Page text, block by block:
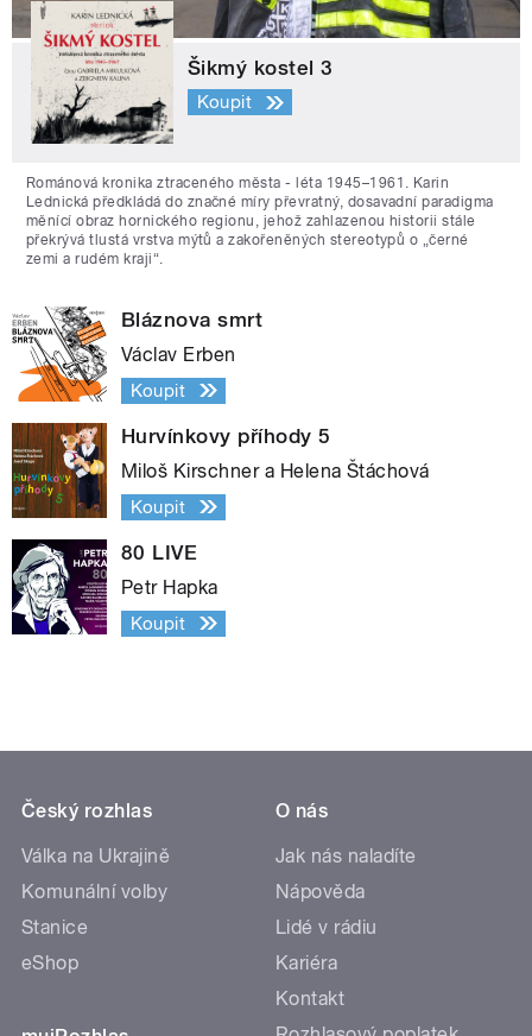
Šikmý kostel 3
Koupit
Románová kronika ztraceného města - léta 1945–1961. Karin
Lednická předkládá do značné míry převratný, dosavadní paradigma
měnící obraz hornického regionu, jehož zahlazenou historii stále
překrývá tlustá vrstva mýtů a zakořeněných stereotypů o „černé
zemi a rudém kraji“.
Bláznova smrt
Václav Erben
Koupit
Hurvínkovy příhody 5
Miloš Kirschner a Helena Štáchová
Koupit
80 LIVE
Petr Hapka
Koupit
Český rozhlas
Válka na Ukrajině
Komunální volby
Stanice
eShop
O nás
Jak nás naladíte
Nápověda
Lidé v rádiu
Kariéra
Kontakt